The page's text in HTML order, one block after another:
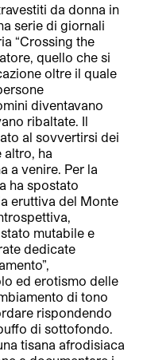
da donna in
serie di giornali
“Crossing the
quello che si
oltre il quale
diventavano
ribaltate. Il
al sovvertirsi dei
altro, ha
a venire. Per la
ha spostato
eruttiva del Monte
mutabile e
dedicate
ed erotismo delle
di tono
rispondendo
di sottofondo.
tisana afrodisiaca